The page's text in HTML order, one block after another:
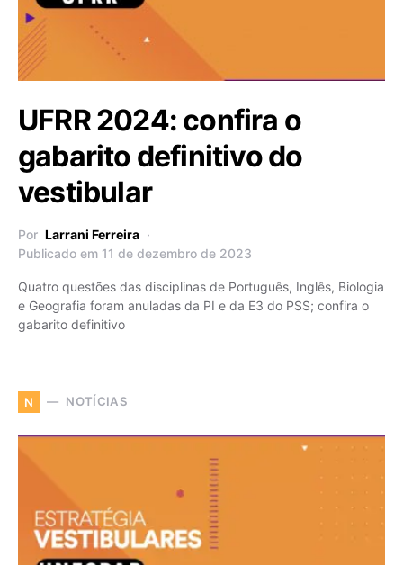
UFRR 2024: confira o
gabarito definitivo do
vestibular
Por Larrani Ferreira
Publicado em 11 de dezembro de 2023
Quatro questões das disciplinas de Português, Inglês, Biologia
e Geografia foram anuladas da PI e da E3 do PSS; confira o
gabarito definitivo
N NOTÍCIAS